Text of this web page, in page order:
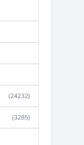
(24232)
(3285)